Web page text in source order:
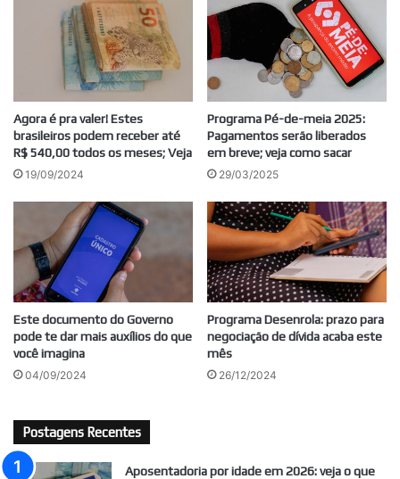
Agora é pra valer! Estes
brasileiros podem receber até
R$ 540,00 todos os meses; Veja
19/09/2024
Programa Pé-de-meia 2025:
Pagamentos serão liberados
em breve; veja como sacar
29/03/2025
Este documento do Governo
pode te dar mais auxílios do que
você imagina
04/09/2024
Programa Desenrola: prazo para
negociação de dívida acaba este
mês
26/12/2024
Postagens Recentes
Aposentadoria por idade em 2026: veja o que